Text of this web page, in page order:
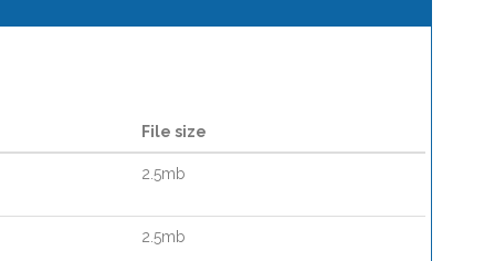
File size
2.5mb
2.5mb